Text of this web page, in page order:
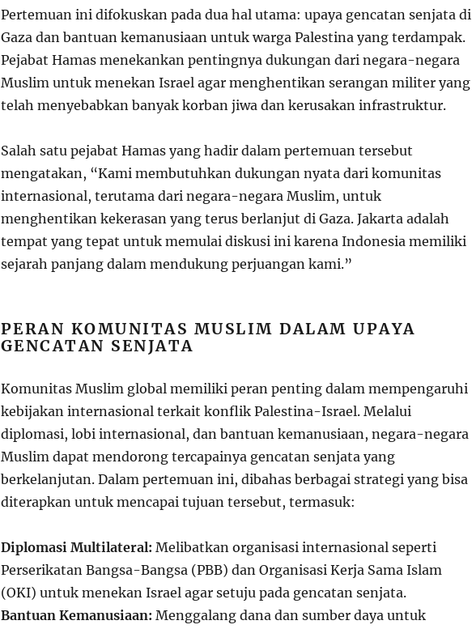
Pertemuan ini difokuskan pada dua hal utama: upaya gencatan senjata di
Gaza dan bantuan kemanusiaan untuk warga Palestina yang terdampak.
Pejabat Hamas menekankan pentingnya dukungan dari negara-negara
Muslim untuk menekan Israel agar menghentikan serangan militer yang
telah menyebabkan banyak korban jiwa dan kerusakan infrastruktur.
Salah satu pejabat Hamas yang hadir dalam pertemuan tersebut
mengatakan, “Kami membutuhkan dukungan nyata dari komunitas
internasional, terutama dari negara-negara Muslim, untuk
menghentikan kekerasan yang terus berlanjut di Gaza. Jakarta adalah
tempat yang tepat untuk memulai diskusi ini karena Indonesia memiliki
sejarah panjang dalam mendukung perjuangan kami.”
PERAN KOMUNITAS MUSLIM DALAM UPAYA
GENCATAN SENJATA
Komunitas Muslim global memiliki peran penting dalam mempengaruhi
kebijakan internasional terkait konflik Palestina-Israel. Melalui
diplomasi, lobi internasional, dan bantuan kemanusiaan, negara-negara
Muslim dapat mendorong tercapainya gencatan senjata yang
berkelanjutan. Dalam pertemuan ini, dibahas berbagai strategi yang bisa
diterapkan untuk mencapai tujuan tersebut, termasuk:
Diplomasi Multilateral: Melibatkan organisasi internasional seperti
Perserikatan Bangsa-Bangsa (PBB) dan Organisasi Kerja Sama Islam
(OKI) untuk menekan Israel agar setuju pada gencatan senjata.
Bantuan Kemanusiaan: Menggalang dana dan sumber daya untuk